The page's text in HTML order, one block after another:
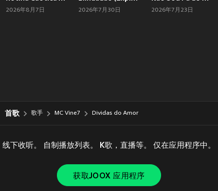
2026年8月7日 2026年7月30日 2026年7月23日
首歌 歌手 MC Vine7 Dividas do Amor
线下收听。 自制播放列表。 K歌，直播等。 仅在应用程序中。
获取JOOX 应用程序